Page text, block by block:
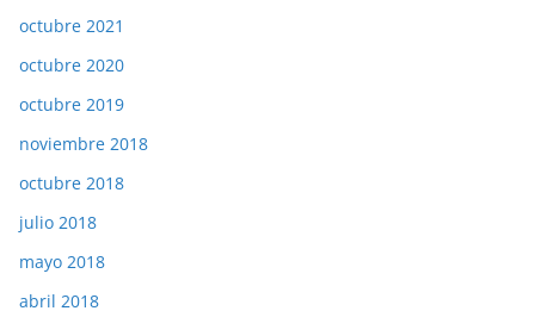
octubre 2021
octubre 2020
octubre 2019
noviembre 2018
octubre 2018
julio 2018
mayo 2018
abril 2018